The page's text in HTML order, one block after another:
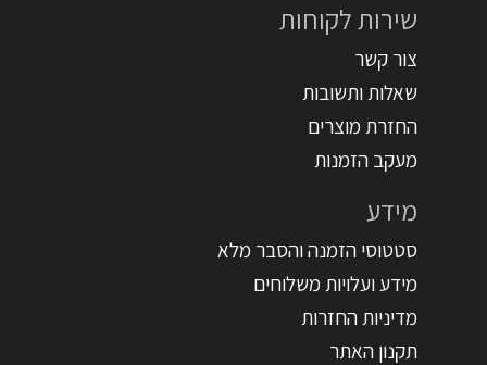
שירות לקוחות
צור קשר
שאלות ותשובות
החזרת מוצרים
מעקב הזמנות
מידע
סטטוסי הזמנה והסבר מלא
מידע ועלויות משלוחים
מדיניות החזרות
תקנון האתר